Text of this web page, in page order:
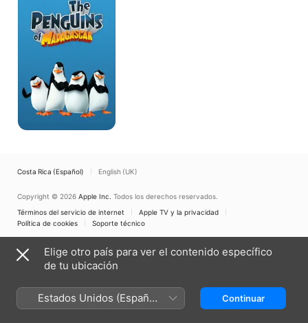
Madagascar
Costa Rica (Español) English (UK)
Copyright © 2026 Apple Inc. Todos los derechos reservados.
Términos del servicio de internet
Apple TV y la privacidad
Política de cookies
Soporte técnico
Elige otro país para ver el contenido específico
de tu ubicación
Estados Unidos (Español
México)
Continuar